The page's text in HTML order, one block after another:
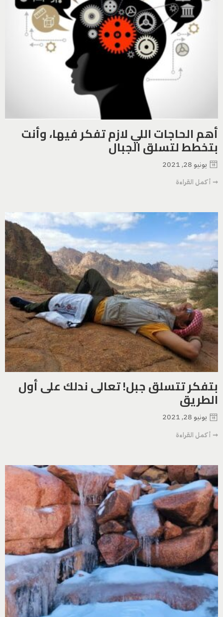
أهم الحاجات اللي لازم تفكر فيها، وأنت
بتخطط لتسلق الجبال
يونيو 28, 2021
➞ أكمل القراءة
بتفكر تتسلق جبل! تعالى ندلك على أول
الطريق
يونيو 28, 2021
➞ أكمل القراءة